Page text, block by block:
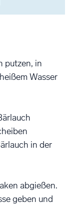
putzen, in
Wasser
in der
abgießen.
geben und